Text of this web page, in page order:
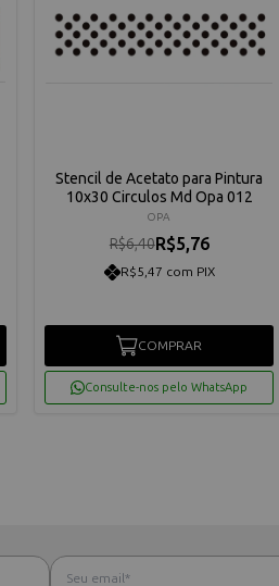
Stencil de Acetato para Pintura
10x30 Circulos Md Opa 012
OPA
R$6,40R$5,76
R$5,47 com PIX
COMPRAR
Consulte-nos pelo WhatsApp